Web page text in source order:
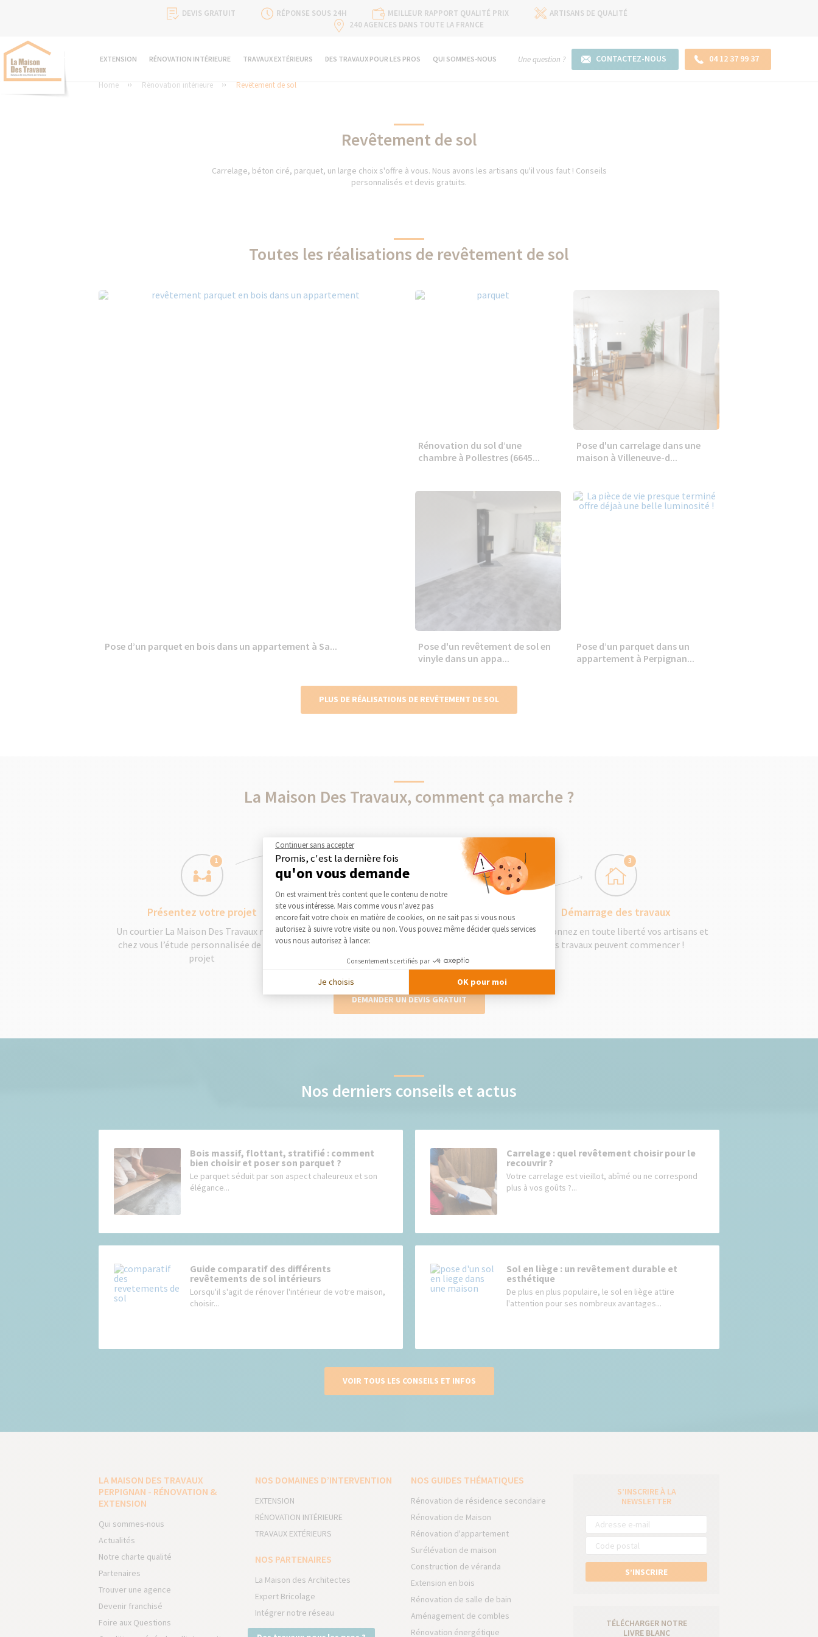
DEVIS GRATUIT RÉPONSE SOUS 24H MEILLEUR RAPPORT QUALITÉ PRIX
ARTISANS DE QUALITÉ
240 AGENCES DANS TOUTE LA FRANCE
EXTENSION RÉNOVATION INTÉRIEURE TRAVAUX EXTÉRIEURS DES TRAVAUX POUR LES PROS QUI SOMMES-NOUS Une question ? CONTACTEZ-NOUS 04 12 37 99 37
Home Rénovation intérieure Revêtement de sol
Revêtement de sol
Carrelage, béton ciré, parquet, un large choix s'offre à vous. Nous avons les artisans qu'il vous faut ! Conseils
personnalisés et devis gratuits.
Toutes les réalisations de revêtement de sol
Pose d’un parquet en bois dans un appartement à Sa...
Rénovation du sol d’une
chambre à Pollestres (6645...
Pose d'un carrelage dans une
maison à Villeneuve-d...
Pose d'un revêtement de sol en
vinyle dans un appa...
Pose d’un parquet dans un
appartement à Perpignan...
PLUS DE RÉALISATIONS DE REVÊTEMENT DE SOL
La Maison Des Travaux, comment ça marche ?
1
Présentez votre projet
Un courtier La Maison Des Travaux réalise
chez vous l’étude personnalisée de votre
projet
Obtenez des devis gratuits
Le courtier vous présente gratuitement et
sans engagement les devis des artisans qu’il
a séléctionnés pour votre projet
3
Démarrage des travaux
Séléctionnez en toute liberté vos artisans et
les travaux peuvent commencer !
DEMANDER UN DEVIS GRATUIT
Nos derniers conseils et actus
Bois massif, flottant, stratifié : comment
bien choisir et poser son parquet ?
Le parquet séduit par son aspect chaleureux et son
élégance...
Carrelage : quel revêtement choisir pour le
recouvrir ?
Votre carrelage est vieillot, abîmé ou ne correspond
plus à vos goûts ?...
Guide comparatif des différents
revêtements de sol intérieurs
Lorsqu'il s'agit de rénover l'intérieur de votre maison,
choisir...
Sol en liège : un revêtement durable et
esthétique
De plus en plus populaire, le sol en liège attire
l'attention pour ses nombreux avantages...
VOIR TOUS LES CONSEILS ET INFOS
LA MAISON DES TRAVAUX
PERPIGNAN - RÉNOVATION &
EXTENSION
Qui sommes-nous
Actualités
Notre charte qualité
Partenaires
Trouver une agence
Devenir franchisé
Foire aux Questions
NOS DOMAINES D’INTERVENTION
EXTENSION
RÉNOVATION INTÉRIEURE
TRAVAUX EXTÉRIEURS
NOS PARTENAIRES
La Maison des Architectes
Expert Bricolage
Intégrer notre réseau
NOS GUIDES THÉMATIQUES
Rénovation de résidence secondaire
Rénovation de Maison
Rénovation d'appartement
Surélévation de maison
Construction de véranda
Extension en bois
Rénovation de salle de bain
Aménagement de combles
Rénovation énergétique
S’INSCRIRE À LA
NEWSLETTER
S’INSCRIRE
TÉLÉCHARGER NOTRE
LIVRE BLANC
Continuer sans accepter
Promis, c'est la dernière fois
qu'on vous demande
Plateforme de Gestion du Consentement : Personnalisez vos Options
On est vraiment très content que le contenu de notre
site vous intéresse. Mais comme vous n'avez pas
encore fait votre choix en matière de cookies, on ne sait pas si vous nous
autorisez à suivre votre visite ou non. Vous pouvez même décider quels services
vous nous autorisez à lancer.
Consentements certifiés par
Je choisis OK pour moi
Axeptio consent